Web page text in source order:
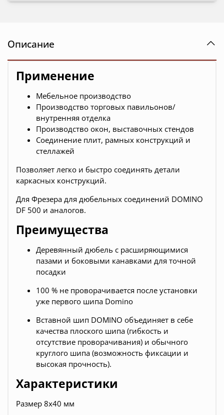
Описание
Применение
Мебельное производство
Производство торговых павильонов/
внутренняя отделка
Производство окон, выставочных стендов
Соединение плит, рамных конструкций и
стеллажей
Позволяет легко и быстро соединять детали
каркасных конструкций.
Для Фрезера для дюбельных соединений DOMINO
DF 500 и аналогов.
Преимущества
Деревянный дюбель с расширяющимися
пазами и боковыми канавками для точной
посадки
100 % не проворачивается после установки
уже первого шипа Domino
Вставной шип DOMINO объединяет в себе
качества плоского шипа (гибкость и
отсутствие проворачивания) и обычного
круглого шипа (возможность фиксации и
высокая прочность).
Характеристики
Размер 8x40 мм